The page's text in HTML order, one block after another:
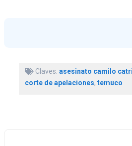
Claves: asesinato camilo
corte de apelaciones, temuco